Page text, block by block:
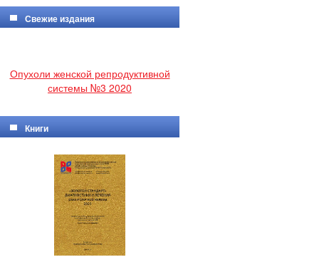
Свежие издания
Опухоли женской репродуктивной
системы №3 2020
Книги